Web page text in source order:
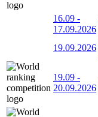
16.09 -
17.09.2026
19.09.2026
19.09 -
20.09.2026